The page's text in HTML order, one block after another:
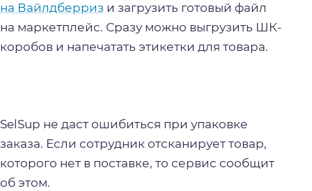
на Вайлдберриз и загрузить готовый файл
на маркетплейс. Сразу можно выгрузить ШК-
коробов и напечатать этикетки для товара.
SelSup не даст ошибиться при упаковке
заказа. Если сотрудник отсканирует товар,
которого нет в поставке, то сервис сообщит
об этом.